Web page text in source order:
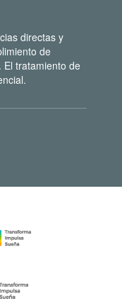
directas y
de
tratamiento de